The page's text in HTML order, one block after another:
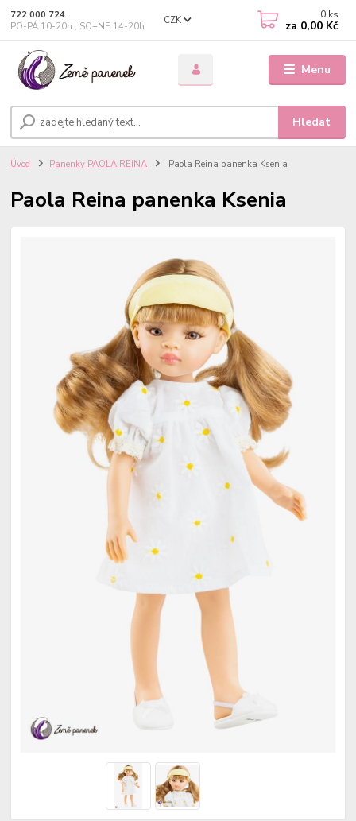
Menu
CZK
Hledat
722 000 724
PO-PÁ 10-20h., SO+NE 14-20h.
0 ks
za 0,00 Kč
Úvod Panenky PAOLA REINA Paola Reina panenka Ksenia
Paola Reina panenka Ksenia